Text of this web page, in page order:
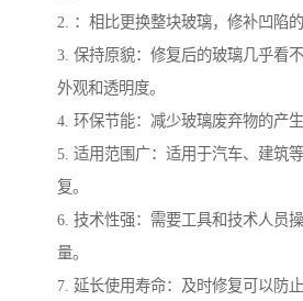
2. ：相比更换整块玻璃，修补凹陷的
3. 保持原貌：修复后的玻璃几乎看
外观和透明度。
4. 环保节能：减少玻璃废弃物的产生
5. 适用范围广：适用于汽车、建筑
复。
6. 技术性强：需要工具和技术人员
量。
7. 延长使用寿命：及时修复可以防